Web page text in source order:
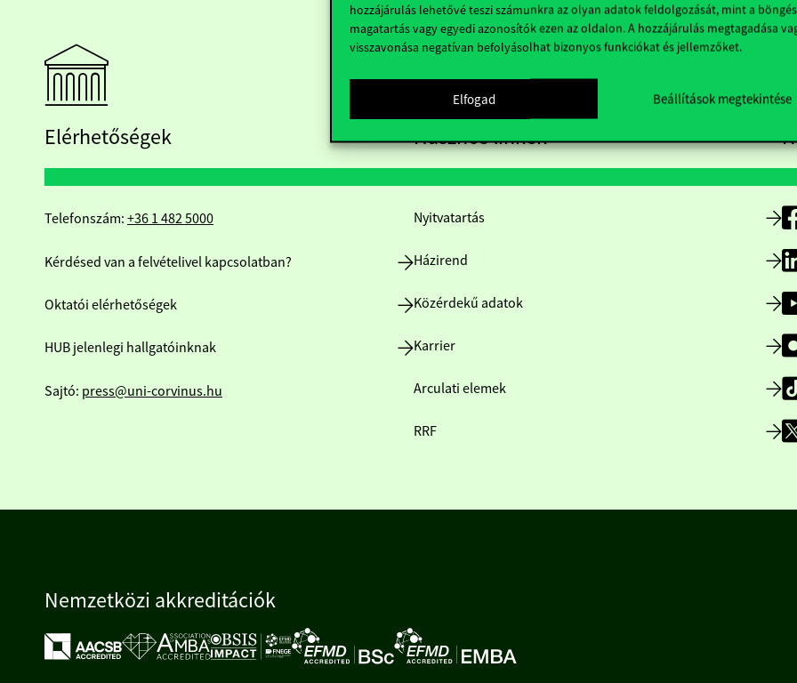
hozzájárulás lehetővé teszi számunkra az olyan adatok feldolgozását, mint a
magatartás vagy egyedi azonosítók ezen az oldalon. A hozzájárulás megtagadása
visszavonása negatívan befolyásolhat bizonyos funkciókat és jellemzőket.
Elfogad Beállítások megtekintése
Elérhetőségek
Telefonszám: +36 1 482 5000
Kérdésed van a felvételivel kapcsolatban?
Oktatói elérhetőségek
HUB jelenlegi hallgatóinknak
Sajtó: press@uni-corvinus.hu
Hasznos linkek
Nyitvatartás
Házirend
Közérdekű adatok
Karrier
Arculati elemek
RRF
Nemzetközi akkreditációk